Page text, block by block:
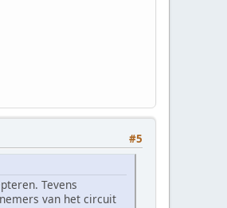
#5
Tevens
van het circuit